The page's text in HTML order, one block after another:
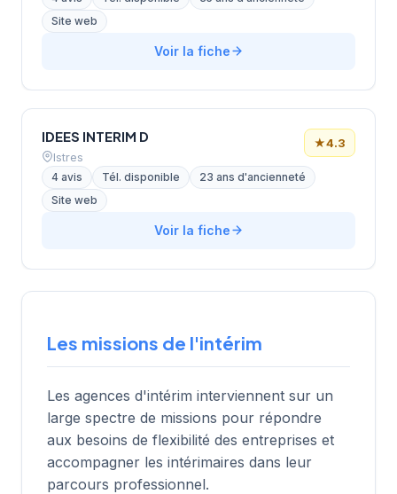
Site web
Voir la fiche
IDEES INTERIM D
Istres
★4.3
4 avis Tél. disponible
23 ans d'ancienneté
Site web
Voir la fiche
Les missions de l'intérim
Les agences d'intérim interviennent sur un
large spectre de missions pour répondre
aux besoins de flexibilité des entreprises et
accompagner les intérimaires dans leur
parcours professionnel.